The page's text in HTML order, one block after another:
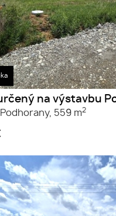
na výstavbu
Podhorany, 559 m2